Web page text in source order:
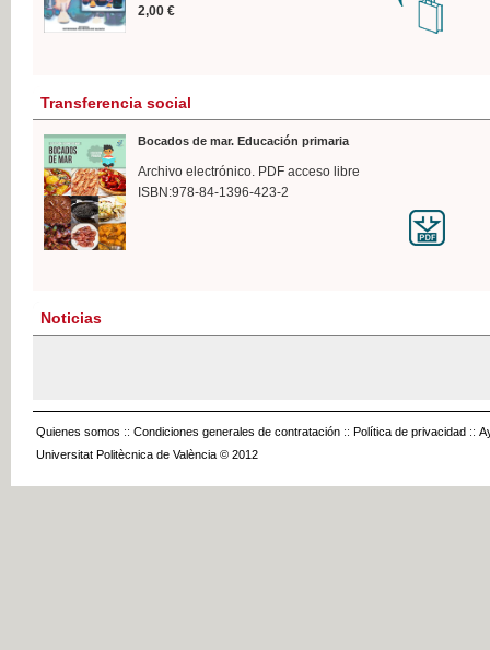
2,00 €
Transferencia social
Bocados de mar. Educación primaria
Archivo electrónico. PDF acceso libre
ISBN:978-84-1396-423-2
Noticias
Quienes somos :: Condiciones generales de contratación :: Política de privacidad ::
Universitat Politècnica de València © 2012